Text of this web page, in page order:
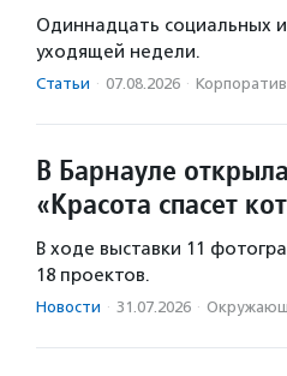
Одиннадцать социальных
уходящей недели.
Статьи · 07.08.2026 ·
В Барнауле
«Красота спасет
В ходе выставки 11
18 проектов.
Новости · 31.07.2026 ·